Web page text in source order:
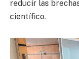
reducir las
científico.